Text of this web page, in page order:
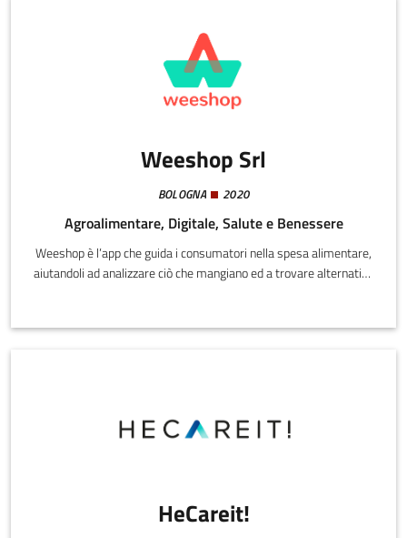
Weeshop Srl
BOLOGNA 2020
Agroalimentare, Digitale, Salute e Benessere
Weeshop è l’app che guida i consumatori nella spesa alimentare,
aiutandoli ad analizzare ciò che mangiano ed a trovare alternative
sostenibili, ma quasi 7 su 10 manifestano l’esigenza di essere
HeCareit!